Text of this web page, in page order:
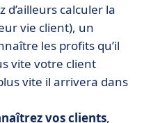
d’ailleurs calculer la
vie client), un
les profits qu’il
vite votre client
vite il arrivera dans
vos clients,